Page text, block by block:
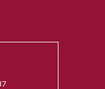
முடிவுகள்-மே2026
2026-27